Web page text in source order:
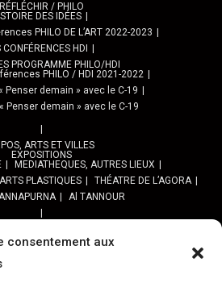
consentement aux
RÉFLÉCHIR / PHILO
DES IDÉES
PHILO DE L’ART 2022-2023
CONFÉRENCES HDI
PROGRAMME PHILO/HDI
PHILO / HDI 2021-2022
Penser demain » avec le C-19
Penser demain » avec le C-19
ARTS ET VILLES
EXPOSITIONS
MEDIATHEQUES, AUTRES LIEUX
ARTS PLASTIQUES
THÉATRE DE L’AGORA
Al TANNOUR
DES BALADES URBAINES 2025